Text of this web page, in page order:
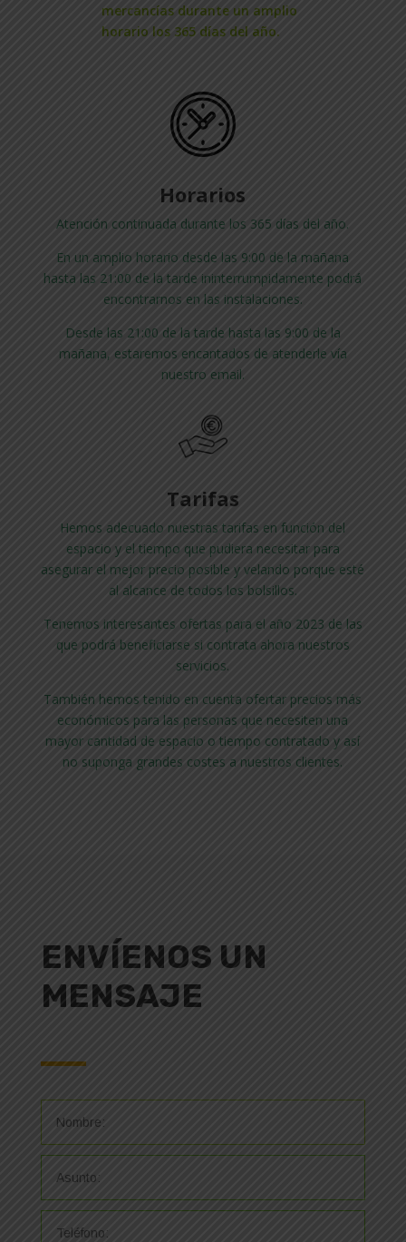
mercancías durante un amplio
horario los 365 días del año.
Horarios
Atención continuada durante los 365 días del año.
En un amplio horario desde las 9:00 de la mañana
hasta las 21:00 de la tarde ininterrumpidamente podrá
encontrarnos en las instalaciones.
Desde las 21:00 de la tarde hasta las 9:00 de la
mañana, estaremos encantados de atenderle vía
nuestro email.
Tarifas
Hemos adecuado nuestras tarifas en función del
espacio y el tiempo que pudiera necesitar para
asegurar el mejor precio posible y velando porque esté
al alcance de todos los bolsillos.
Tenemos interesantes ofertas para el año 2023 de las
que podrá beneficiarse si contrata ahora nuestros
servicios.
También hemos tenido en cuenta ofertar precios más
económicos para las personas que necesiten una
mayor cantidad de espacio o tiempo contratado y así
no suponga grandes costes a nuestros clientes.
ENVÍENOS UN
MENSAJE